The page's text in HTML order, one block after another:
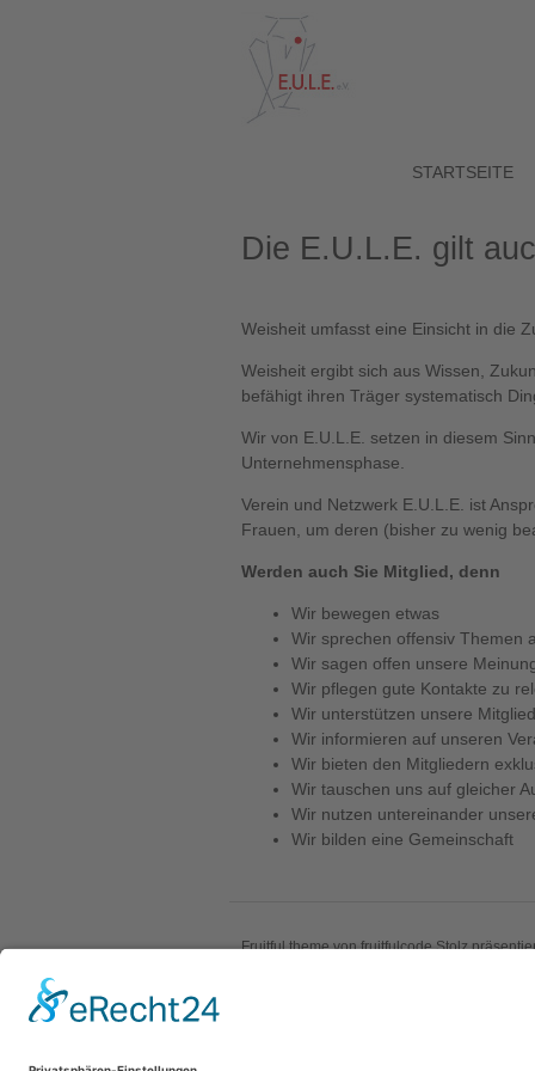
STARTSEITE
Die E.U.L.E. gilt
Weisheit umfasst eine Einsicht in die
Weisheit ergibt sich aus Wissen,
befähigt ihren Träger systematisch
Wir von E.U.L.E. setzen in diesem
Unternehmensphase.
Verein und Netzwerk E.U.L.E. ist
Frauen, um deren (bisher zu wenig
Werden auch Sie Mitglied, denn
Wir bewegen etwas
Wir sprechen offensiv Themen
Wir sagen offen unsere
Wir pflegen gute Kontakte zu
Wir unterstützen unsere
Wir informieren auf unseren
Wir bieten den Mitgliedern
Wir tauschen uns auf gleicher
Wir nutzen untereinander
Wir bilden eine Gemeinschaft
Fruitful theme vonfruitfulcodeStolz